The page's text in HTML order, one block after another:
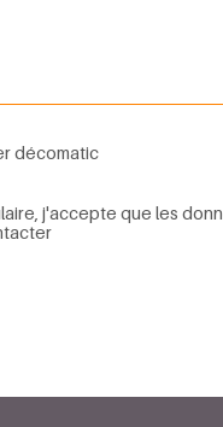
décomatic
j'accepte que les